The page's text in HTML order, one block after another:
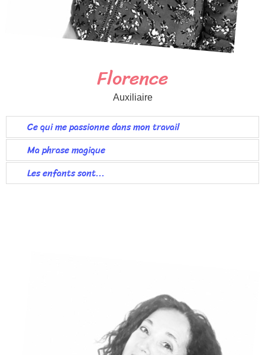
Florence
Auxiliaire
Ce qui me passionne dans mon travail
Ma phrase magique
Les enfants sont...